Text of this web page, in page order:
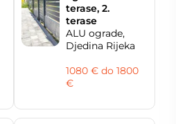
terase, 2.
terase
ALU ograde,
Djedina Rijeka
1080 € do 1800
€